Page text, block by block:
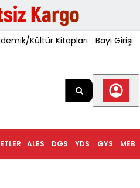
Kültür Kitapları Bayi Girişi
MEB
GYS
YDS
DGS
ALES